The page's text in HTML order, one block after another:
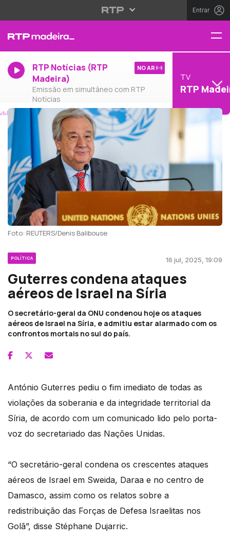
Entrar
RTP Notícias (RTP
Madeira)
Emissão em simultâneo com RTP
Notícias
NO AR
TV
RTP
Foto: REUTERS/Denis Balibouse
POLÍTICA 16 jul, 2025, 19:09
Guterres condena ataques
aéreos de Israel na Síria
O secretário-geral da ONU condenou hoje os ataques
aéreos de Israel na Síria, e admitiu estar alarmado com os
confrontos mortais no sul do país.
António Guterres pediu o fim imediato de todas as
violações da soberania e da integridade territorial da
Síria, de acordo com um comunicado lido pelo porta-
voz do secretariado das Nações Unidas.
“O secretário-geral condena os crescentes ataques
aéreos de Israel em Sweida, Daraa e no centro de
Damasco, assim como os relatos sobre a
redistribuição das Forças de Defesa Israelitas nos
Golã”, disse Stéphane Dujarric.